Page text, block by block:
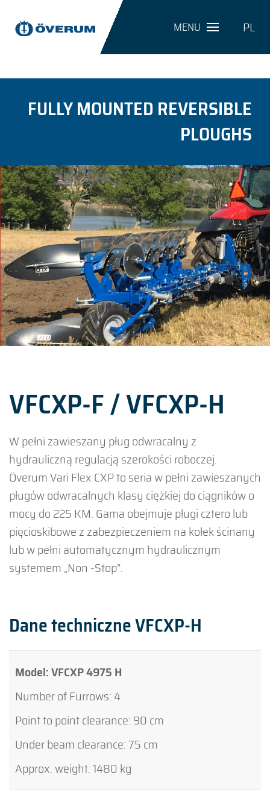
MENU PL
FULLY MOUNTED REVERSIBLE
PLOUGHS
VFCXP-F / VFCXP-H
W pełni zawieszany pług odwracalny z
hydrauliczną regulacją szerokości roboczej.
Överum Vari Flex CXP to seria w pełni zawieszanych
pługów odwracalnych klasy ciężkiej do ciągników o
mocy do 225 KM. Gama obejmuje pługi cztero lub
pięcioskibowe z zabezpieczeniem na kołek ścinany
lub w pełni automatycznym hydraulicznym
systemem „Non -Stop”.
Dane techniczne VFCXP-H
VFCXP 4975 H
4
90 cm
75 cm
1480 kg